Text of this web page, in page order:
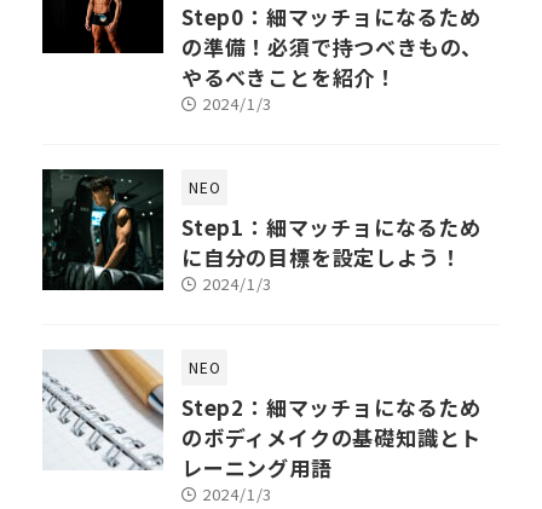
Step0：細マッチョになるため
の準備！必須で持つべきもの、
やるべきことを紹介！
2024/1/3
NEO
Step1：細マッチョになるため
に自分の目標を設定しよう！
2024/1/3
NEO
Step2：細マッチョになるため
のボディメイクの基礎知識とト
レーニング用語
2024/1/3